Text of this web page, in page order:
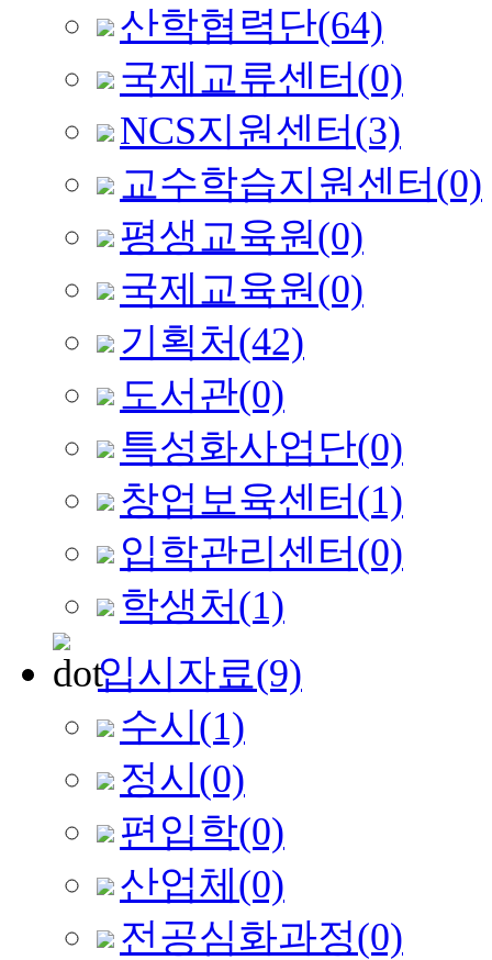
산학협력단(64)
국제교류센터 (0)
NCS지원센터 (3)
교수학습지원센터 (0)
평생교육원(0)
국제교육원(0)
기획처 (42)
도서관(0)
특성화사업단(0)
창업보육센터 (1)
입학관리센터 (0)
학생처 (1)
입시자료(9)
수시 (1)
정시 (0)
편입학(0)
산업체 (0)
전공심화과정(0)